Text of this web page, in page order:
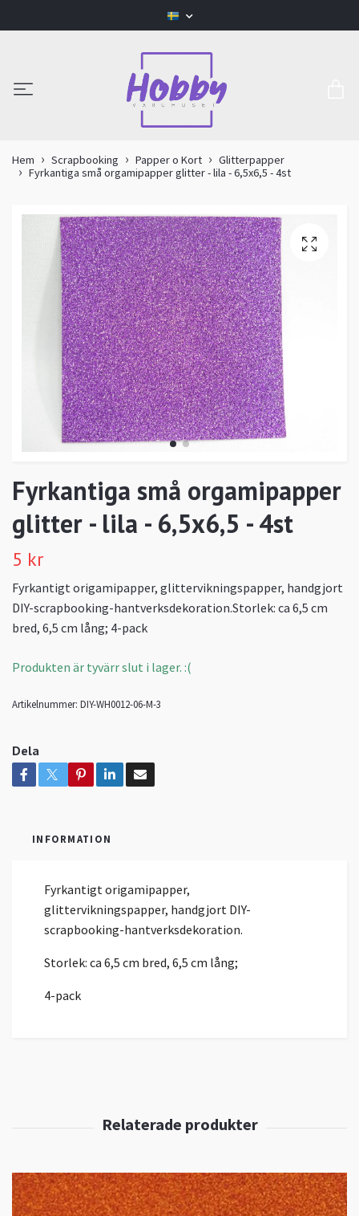
Hem Scrapbooking Papper o Kort
Glitterpapper
Fyrkantiga små orgamipapper glitter - lila - 6,5x6,5 - 4st
Fyrkantiga små orgamipapper
glitter - lila - 6,5x6,5 - 4st
5 kr
Fyrkantigt origamipapper, glittervikningspapper, handgjort
DIY-scrapbooking-hantverksdekoration.Storlek: ca 6,5 cm
bred, 6,5 cm lång; 4-pack
Produkten är tyvärr slut i lager. :(
Artikelnummer: DIY-WH0012-06-M-3
Dela
INFORMATION
Fyrkantigt origamipapper,
glittervikningspapper, handgjort DIY-
scrapbooking-hantverksdekoration.
Storlek: ca 6,5 cm bred, 6,5 cm lång;
4-pack